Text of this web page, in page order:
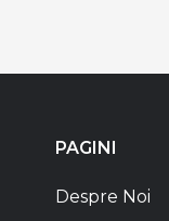
PAGINI
Despre Noi